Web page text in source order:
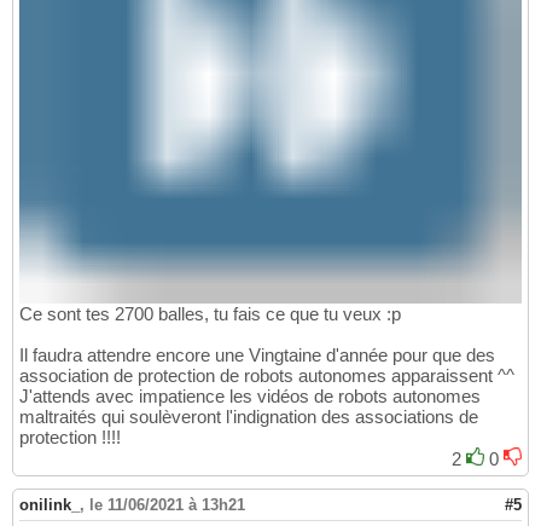
Ce sont tes 2700 balles, tu fais ce que tu veux :p
Il faudra attendre encore une Vingtaine d'année pour que des
association de protection de robots autonomes apparaissent ^^
J'attends avec impatience les vidéos de robots autonomes
maltraités qui soulèveront l'indignation des associations de
protection !!!!
2
0
onilink_ , le 11/06/2021 à 13h21 #5